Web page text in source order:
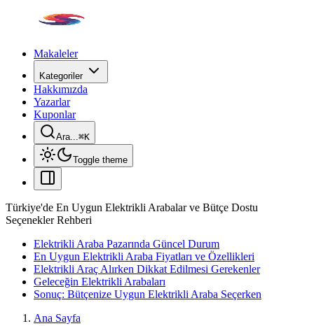
Makaleler
Kategoriler
Hakkımızda
Yazarlar
Kuponlar
Ara...⌘K
Toggle theme
Türkiye'de En Uygun Elektrikli Arabalar ve Bütçe Dostu
Seçenekler Rehberi
Elektrikli Araba Pazarında Güncel Durum
En Uygun Elektrikli Araba Fiyatları ve Özellikleri
Elektrikli Araç Alırken Dikkat Edilmesi Gerekenler
Geleceğin Elektrikli Arabaları
Sonuç: Bütçenize Uygun Elektrikli Araba Seçerken
Ana Sayfa